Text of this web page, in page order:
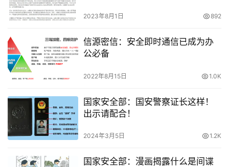
的产品和设备
2023年8月1日 892
信源密信：安全即时通信已成为办
公必备
2022年8月15日 1.0K
国家安全部：国安警察证长这样！
出示请配合！
2024年3月5日 1.2K
国家安全部：漫画揭露什么是间谍